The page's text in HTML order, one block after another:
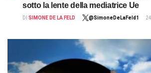
sotto la lente della mediatrice Ue
DI SIMONE DE LA FELD @SimoneDeLaFeld1